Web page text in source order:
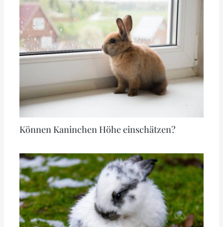
Können Kaninchen Höhe einschätzen?